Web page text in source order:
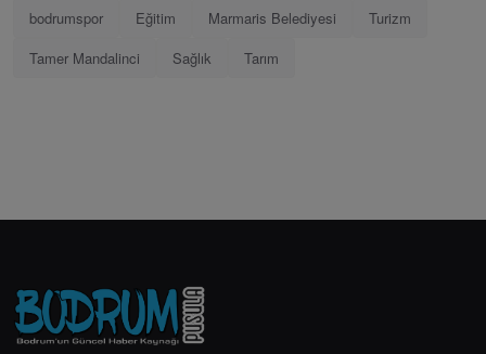
bodrumspor
Eğitim Marmaris Belediyesi
Turizm
Tamer Mandalinci
Sağlık Tarım